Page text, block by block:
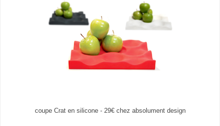
coupe Crat en silicone - 29€ chez absolument design